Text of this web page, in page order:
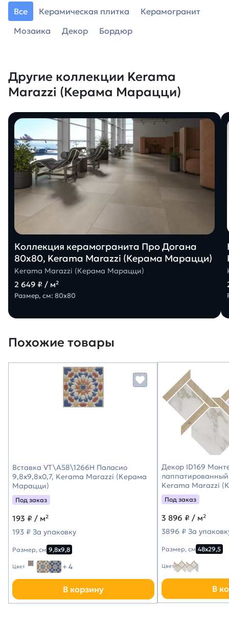
Все Керамическая плитка
Керамогранит
Мозаика
Декор Бордюр
Другие коллекции Kerama
Marazzi (Керама Марацци)
Коллекция керамогранита Про Догана
80х80, Kerama Marazzi (Керама Марацци)
Kerama Marazzi (Керама Марацци)
2 649 ₽ / м²
Размер, см: 80х80
Похожие товары
Вставка VT\A58\1266H Паласио
9,8x9,8x0,7, Kerama Marazzi (Керама
Марацци)
Под заказ
193 ₽ / м²
193 ₽ За упаковку
Размер, см 9,8х9,8
Цвет + 4
В корзину
Декор ID169
Kerama Marazzi
Под заказ
3 896 ₽ / м²
3896 ₽ За
Размер, см 48х29,5
Цвет
В